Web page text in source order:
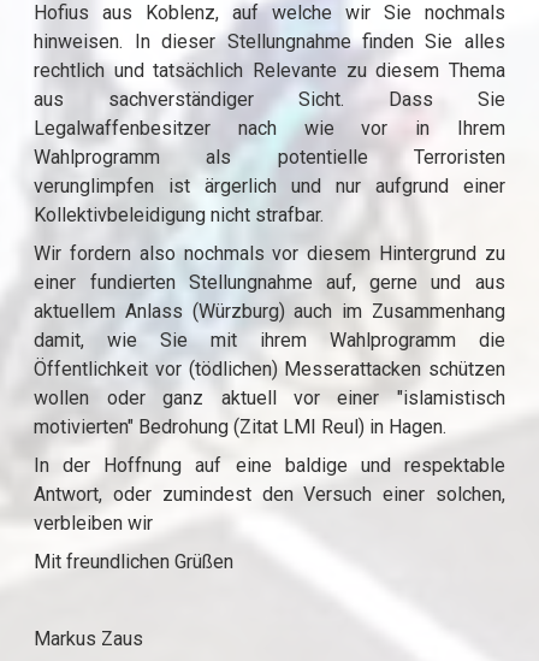
Hofius aus Koblenz, auf welche wir Sie nochmals
hinweisen. In dieser Stellungnahme finden Sie alles
rechtlich und tatsächlich Relevante zu diesem Thema
aus sachverständiger Sicht. Dass Sie
Legalwaffenbesitzer nach wie vor in Ihrem
Wahlprogramm als potentielle Terroristen
verunglimpfen ist ärgerlich und nur aufgrund einer
Kollektivbeleidigung nicht strafbar.
Wir fordern also nochmals vor diesem Hintergrund zu
einer fundierten Stellungnahme auf, gerne und aus
aktuellem Anlass (Würzburg) auch im Zusammenhang
damit, wie Sie mit ihrem Wahlprogramm die
Öffentlichkeit vor (tödlichen) Messerattacken schützen
wollen oder ganz aktuell vor einer "islamistisch
motivierten" Bedrohung (Zitat LMI Reul) in Hagen.
In der Hoffnung auf eine baldige und respektable
Antwort, oder zumindest den Versuch einer solchen,
verbleiben wir
Mit freundlichen Grüßen
Markus Zaus